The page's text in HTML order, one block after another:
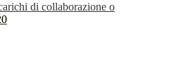
di collaborazione o